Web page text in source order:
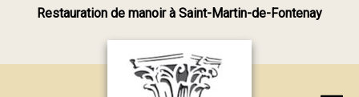
Restauration de manoir à Saint-Martin-de-Fontenay